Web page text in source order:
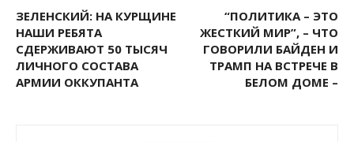
ЗЕЛЕНСКИЙ: НА КУРЩИНЕ
НАШИ РЕБЯТА
СДЕРЖИВАЮТ 50 ТЫСЯЧ
ЛИЧНОГО СОСТАВА
АРМИИ ОККУПАНТА
“ПОЛИТИКА – ЭТО
ЖЕСТКИЙ МИР”, – ЧТО
ГОВОРИЛИ БАЙДЕН И
ТРАМП НА ВСТРЕЧЕ В
БЕЛОМ ДОМЕ –